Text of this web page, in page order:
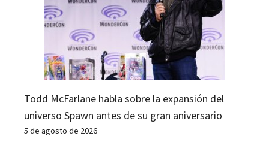
Todd McFarlane habla sobre la expansión del
universo Spawn antes de su gran aniversario
5 de agosto de 2026